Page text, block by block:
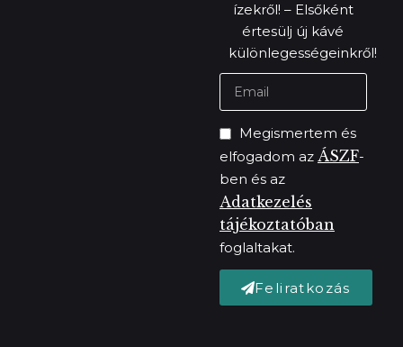
ízekről! – Elsőként
értesülj új kávé
különlegességeinkről!
Megismertem és
elfogadom az ÁSZF-
ben és az
Adatkezelés
tájékoztatóban
foglaltakat.
Feliratkozás